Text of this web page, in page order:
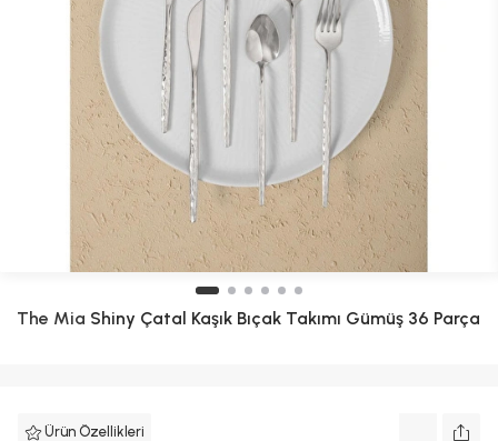
The Mia Shiny Çatal Kaşık Bıçak Takımı Gümüş 36 Parça
Ürün Özellikleri